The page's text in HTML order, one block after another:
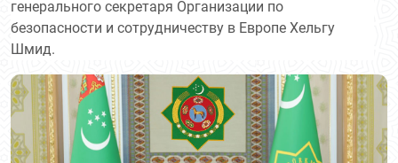
генерального секретаря Организации по
безопасности и сотрудничеству в Европе Хельгу
Шмид.